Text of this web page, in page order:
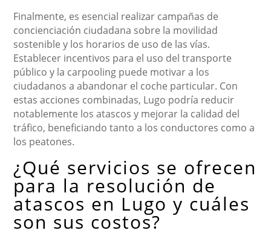
Finalmente, es esencial realizar campañas de
concienciación ciudadana sobre la movilidad
sostenible y los horarios de uso de las vías.
Establecer incentivos para el uso del transporte
público y la carpooling puede motivar a los
ciudadanos a abandonar el coche particular. Con
estas acciones combinadas, Lugo podría reducir
notablemente los atascos y mejorar la calidad del
tráfico, beneficiando tanto a los conductores como a
los peatones.
¿Qué servicios se ofrecen
para la resolución de
atascos en Lugo y cuáles
son sus costos?